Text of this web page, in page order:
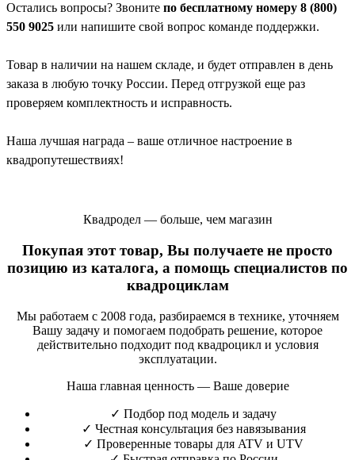
Остались вопросы? Звоните по бесплатному номеру 8 (800)
550 9025 или напишите свой вопрос команде поддержки.
Товар в наличии на нашем складе, и будет отправлен в день
заказа в любую точку России. Перед отгрузкой еще раз
проверяем комплектность и исправность.
Наша лучшая награда – ваше отличное настроение в
квадропутешествиях!
Квадродел — больше, чем магазин
Покупая этот товар, Вы получаете не просто
позицию из каталога, а помощь специалистов по
квадроциклам
Мы работаем с 2008 года, разбираемся в технике, уточняем
Вашу задачу и помогаем подобрать решение, которое
действительно подходит под квадроцикл и условия
эксплуатации.
Наша главная ценность — Ваше доверие
✓ Подбор под модель и задачу
✓ Честная консультация без навязывания
✓ Проверенные товары для ATV и UTV